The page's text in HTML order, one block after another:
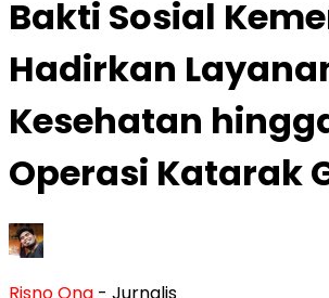
Bakti Sosial
Hadirkan
Kesehatan
Operasi Katarak
Risno Ong - Jurnalis